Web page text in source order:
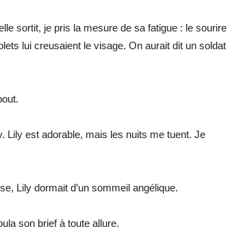
sortit, je pris la mesure de sa fatigue : le sourire
lui creusaient le visage. On aurait dit un soldat
est adorable, mais les nuits me tuent. Je
Lily dormait d’un sommeil angélique.
son brief à toute allure.